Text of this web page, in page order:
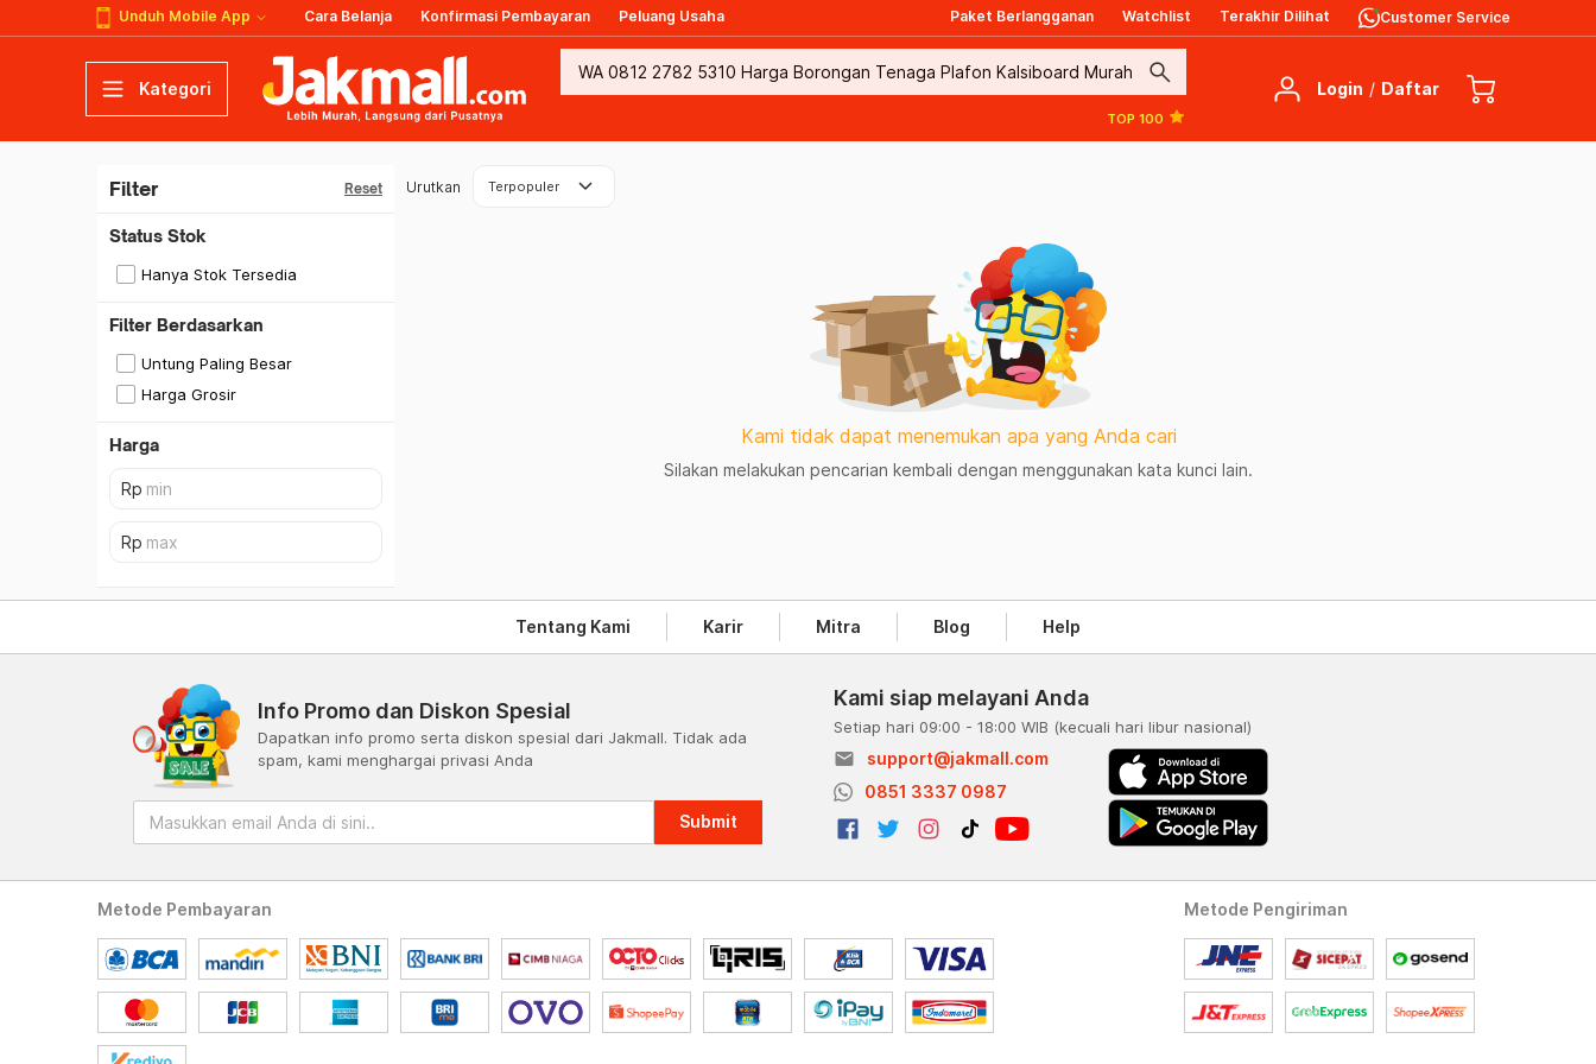
Unduh Mobile App Cara Belanja Konfirmasi Pembayaran Peluang Usaha Paket Berlangganan Watchlist Terakhir Dilihat Customer Service
Kategori search
TOP 100
Login / Daftar
Filter Reset
Status Stok
Hanya Stok Tersedia
Filter Berdasarkan
Untung Paling Besar
Harga Grosir
Harga
Urutkan Terpopuler keyboard_arrow_down
Kami tidak dapat menemukan apa yang Anda cari
Silakan melakukan pencarian kembali dengan menggunakan kata kunci lain.
Tentang Kami Karir Mitra Blog Help
Info Promo dan Diskon Spesial
Dapatkan info promo serta diskon spesial dari Jakmall. Tidak ada
spam, kami menghargai privasi Anda
Submit
Kami siap melayani Anda
Setiap hari 09:00 - 18:00 WIB (kecuali hari libur nasional)
email
support@jakmall.com
0851 3337 0987
Metode Pembayaran Metode Pengiriman